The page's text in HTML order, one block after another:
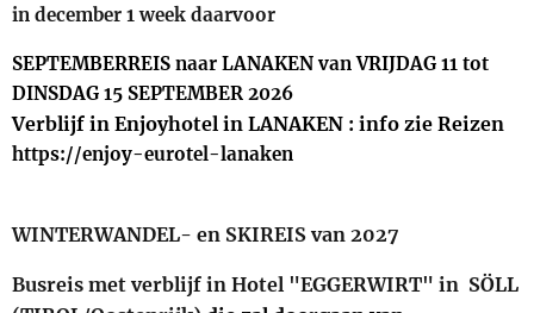
in december 1 week daarvoor
SEPTEMBERREIS naar LANAKEN van VRIJDAG 11 tot
DINSDAG 15 SEPTEMBER 2026
Verblijf in Enjoyhotel in LANAKEN : info zie Reizen
https://enjoy-eurotel-lanaken
WINTERWANDEL- en SKIREIS van 2027
Busreis met verblijf in Hotel "EGGERWIRT" in SÖLL